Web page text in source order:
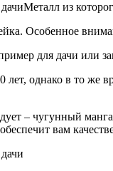
Металл из
Особенное
для дачи или
однако в то же
– чугунный
вам